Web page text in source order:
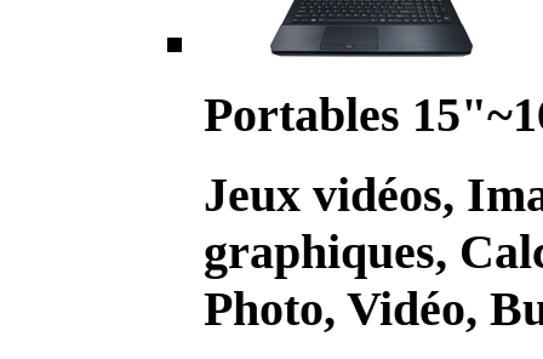
Portables
Jeux vidéos,
graphiques,
Photo, Vidéo,